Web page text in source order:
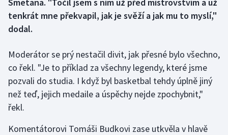
Golf
Gymnastika
Házená
Jezdectví
Judo
Krasobruslení
tenkrát mne překvapil, jak je svěží a jak mu to myslí,"
dodal.
Moderátor se prý nestačil divit, jak přesné bylo všechno,
co řekl. "Je to příklad za všechny legendy, které jsme
pozvali do studia. I když byl basketbal tehdy úplně jiný
než teď, jejich medaile a úspěchy nejde zpochybnit,"
řekl.
Komentátorovi Tomáši Budkovi zase utkvěla v hlavě